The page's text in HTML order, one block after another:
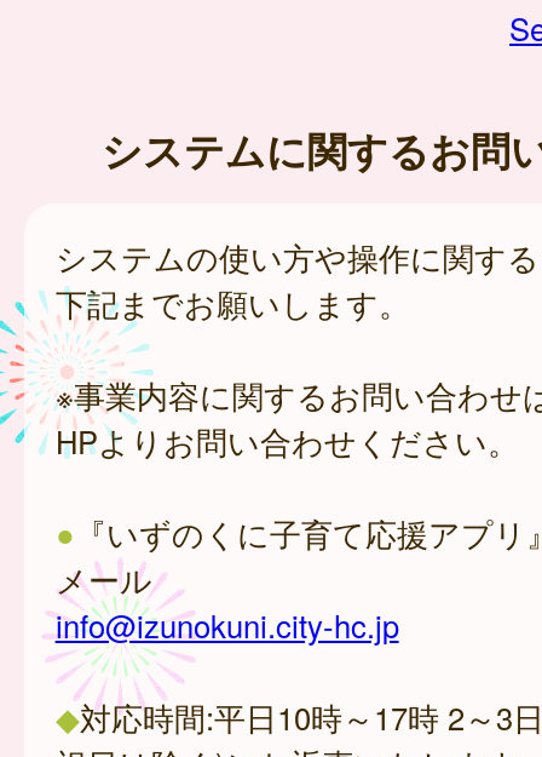
システムに関するお問
システムの使い方や操作に関す
下記までお願いします。
※事業内容に関するお問い合わせ
HPよりお問い合わせください。
● 『いずのくに子育て応援アプ
メール
info@izunokuni.city-hc.jp
◆対応時間:平日10時～17時 2～3